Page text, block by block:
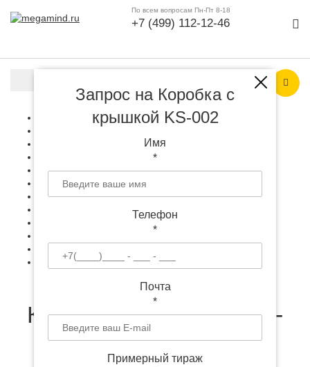
По всем вопросам Пн-Пт 8-18
+7 (499) 112-12-46
Гаджеты и техника +
Подарки к праздникам +
Рюкзаки и сумки +
Одежда, аксессуары +
Упаковка с логотипом +
Коробка с крышкой KS-
002 с логотипом
Запрос на Коробка с
крышкой KS-002
Имя
*
Телефон
*
Почта
*
Примерный тираж